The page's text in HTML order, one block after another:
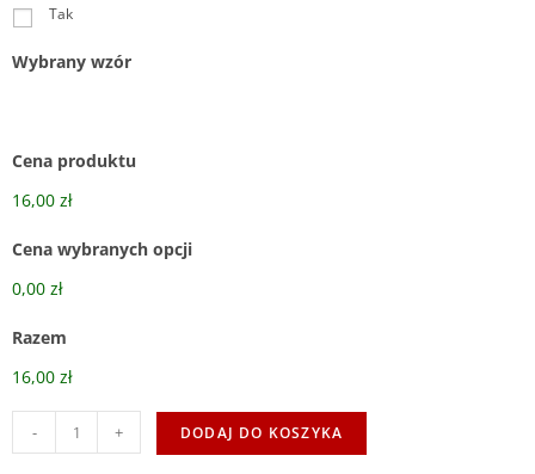
Tak
Wybrany wzór
Cena produktu
16,00 zł
Cena wybranych opcji
0,00 zł
Razem
16,00 zł
- + DODAJ DO KOSZYKA